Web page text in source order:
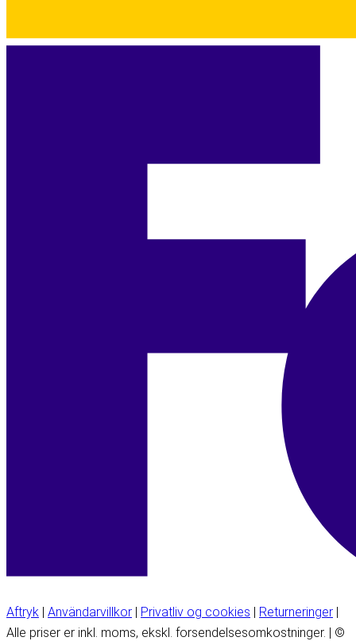
Aftryk | Användarvillkor | Privatliv og cookies | Returneringer |
Alle priser er inkl. moms, ekskl. forsendelsesomkostninger. | ©